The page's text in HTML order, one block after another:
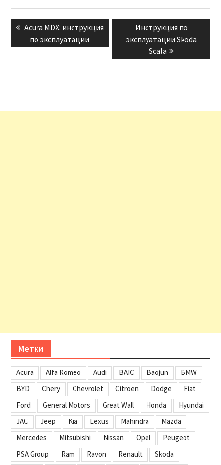
Навигация
по
записям
Previous
post:
Acura MDX: инструкция
по эксплуатации
Next
post:
Инструкция по
эксплуатации Skoda
Scala
Метки
Acura Alfa Romeo Audi BAIC Baojun
BMW
BYD
Chery Chevrolet Citroen Dodge
Fiat
Ford
General Motors Great Wall Honda
Hyundai
JAC
Jeep Kia Lexus Mahindra
Mazda
Mercedes
Mitsubishi Nissan Opel
Peugeot
PSA Group
Ram Ravon Renault
Skoda